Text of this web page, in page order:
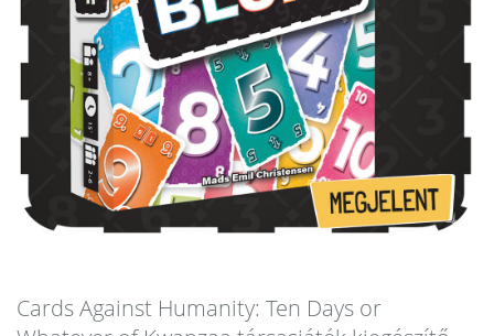
Cards Against Humanity: Ten Days or